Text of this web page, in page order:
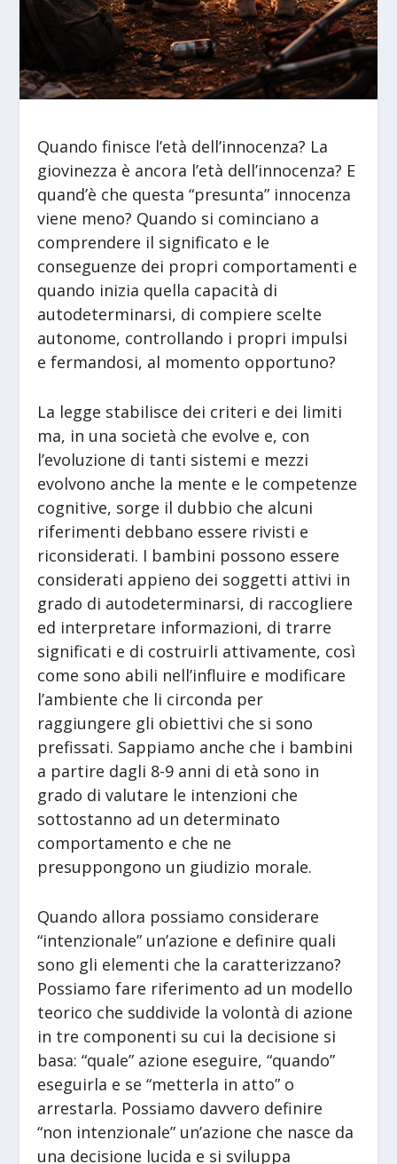
Quando finisce l’età dell’innocenza? La
giovinezza è ancora l’età dell’innocenza? E
quand’è che questa “presunta” innocenza
viene meno? Quando si cominciano a
comprendere il significato e le
conseguenze dei propri comportamenti e
quando inizia quella capacità di
autodeterminarsi, di compiere scelte
autonome, controllando i propri impulsi
e fermandosi, al momento opportuno?
La legge stabilisce dei criteri e dei limiti
ma, in una società che evolve e, con
l’evoluzione di tanti sistemi e mezzi
evolvono anche la mente e le competenze
cognitive, sorge il dubbio che alcuni
riferimenti debbano essere rivisti e
riconsiderati. I bambini possono essere
considerati appieno dei soggetti attivi in
grado di autodeterminarsi, di raccogliere
ed interpretare informazioni, di trarre
significati e di costruirli attivamente, così
come sono abili nell’influire e modificare
l’ambiente che li circonda per
raggiungere gli obiettivi che si sono
prefissati. Sappiamo anche che i bambini
a partire dagli 8-9 anni di età sono in
grado di valutare le intenzioni che
sottostanno ad un determinato
comportamento e che ne
presuppongono un giudizio morale.
Quando allora possiamo considerare
“intenzionale” un’azione e definire quali
sono gli elementi che la caratterizzano?
Possiamo fare riferimento ad un modello
teorico che suddivide la volontà di azione
in tre componenti su cui la decisione si
basa: “quale” azione eseguire, “quando”
eseguirla e se “metterla in atto” o
arrestarla. Possiamo davvero definire
“non intenzionale” un’azione che nasce da
una decisione lucida e si sviluppa